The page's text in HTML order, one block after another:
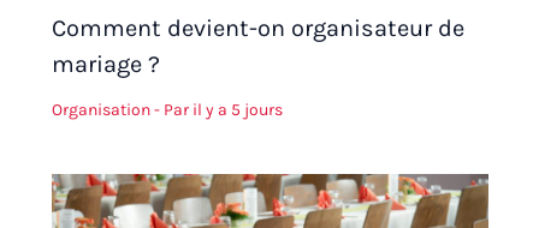
Comment devient-on organisateur de
mariage ?
Organisation- Par il y a 5 jours